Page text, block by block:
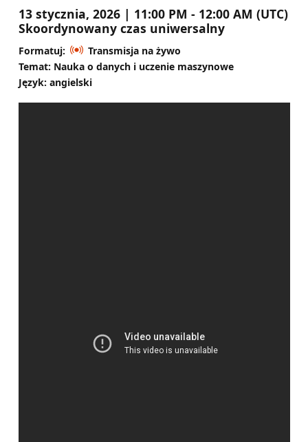
13 stycznia, 2026 | 11:00 PM - 12:00 AM (UTC)
Skoordynowany czas uniwersalny
Formatuj:
Transmisja na żywo
Temat: Nauka o danych i uczenie maszynowe
Język: angielski